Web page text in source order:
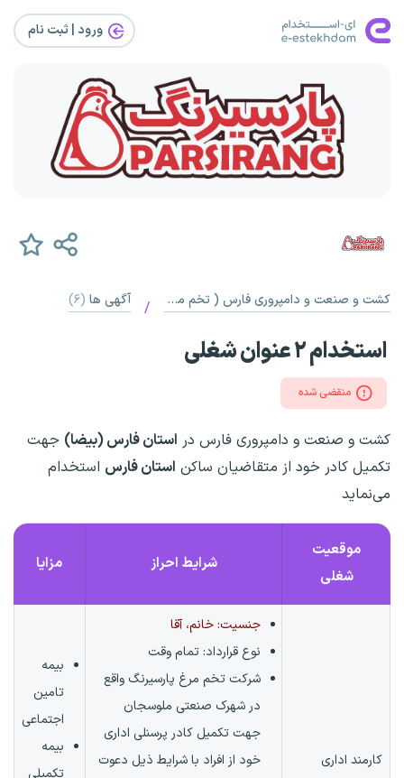
ورود | ثبت‌ نام
کشت و صنعت و دامپروری فارس ( تخم مرغ پارسیرنگ ) / آگهی ها (۶)
استخدام ۲ عنوان شغلی
منقضی شده
کشت و صنعت و دامپروری فارس در استان فارس (بیضا) جهت
تکمیل کادر خود از متقاضیان ساکن استان فارس استخدام
می‌نماید
موقعیت
شغلی
شرایط احراز مزایا
کارمند اداری
جنسیت: خانم، آقا
نوع قرارداد: تمام وقت
شرکت تخم مرغ پارسیرنگ واقع
در شهرک صنعتی ملوسجان
جهت تکمیل کادر پرسنلی اداری
خود از افراد با شرایط ذیل دعوت
بیمه
تامین
اجتماعی
بیمه
تکمیلی